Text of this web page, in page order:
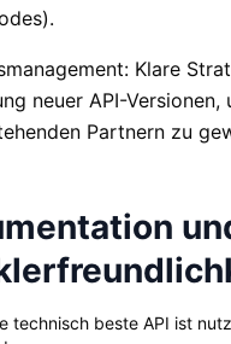
Klare
neuer API-
Partnern zu
technisch beste API ist